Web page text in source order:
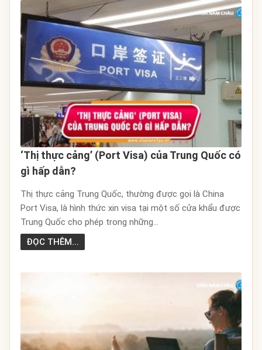
‘Thị thực cảng’ (Port Visa) của Trung Quốc có
gì hấp dẫn?
Thị thực cảng Trung Quốc, thường được gọi là China
Port Visa, là hình thức xin visa tại một số cửa khẩu được
Trung Quốc cho phép trong những...
ĐỌC THÊM...